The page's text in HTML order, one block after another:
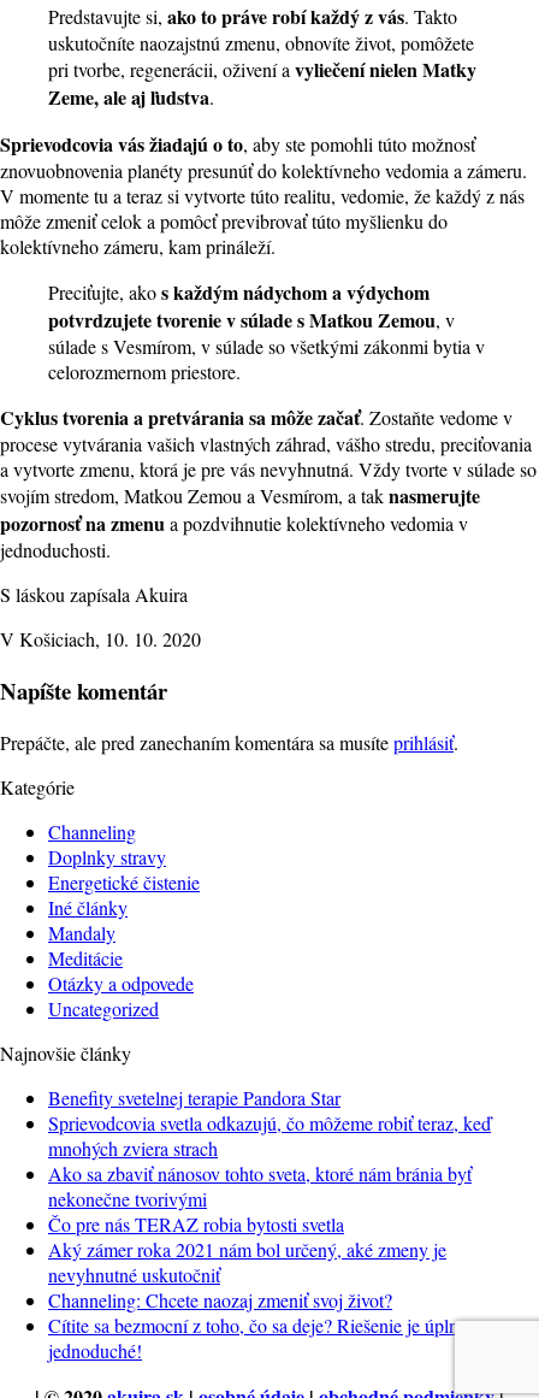
Predstavujte si, ako to práve robí každý z vás. Takto
uskutočníte naozajstnú zmenu, obnovíte život, pomôžete
pri tvorbe, regenerácii, oživení avyliečení nielen Matky
Zeme, ale aj ľudstva.
Sprievodcovia vás žiadajú o to, aby ste pomohli túto možnosť
znovuobnovenia planéty presunúť do kolektívneho vedomia a zámeru.
V momente tu a teraz si vytvorte túto realitu, vedomie, že každý z nás
môže zmeniť celok a pomôcť previbrovať túto myšlienku do
kolektívneho zámeru, kam prináleží.
Preciťujte, akos každým nádychom a výdychom
potvrdzujete tvorenie v súlade s Matkou Zemou, v
súlade s Vesmírom, v súlade so všetkými zákonmi bytia v
celorozmernom priestore.
Cyklus tvorenia a pretvárania sa môže začať. Zostaňte vedome v
procese vytvárania vašich vlastných záhrad, vášho stredu, preciťovania
a vytvorte zmenu, ktorá je pre vás nevyhnutná. Vždy tvorte v súlade so
svojím stredom, Matkou Zemou a Vesmírom, a taknasmerujte
pozornosť na zmenua pozdvihnutie kolektívneho vedomia v
jednoduchosti.
S láskou zapísala Akuira
V Košiciach, 10. 10. 2020
Napíšte komentár
Prepáčte, ale pred zanechaním komentára sa musíteprihlásiť.
Kategórie
Channeling
Doplnky stravy
Energetické čistenie
Iné články
Mandaly
Meditácie
Otázky a odpovede
Uncategorized
Najnovšie články
Benefity svetelnej terapie Pandora Star
Sprievodcovia svetla odkazujú, čo môžeme robiť teraz, keď
mnohých zviera strach
Ako sa zbaviť nánosov tohto sveta, ktoré nám bránia byť
nekonečne tvorivými
Čo pre nás TERAZ robia bytosti svetla
Aký zámer roka 2021 nám bol určený, aké zmeny je
nevyhnutné uskutočniť
Channeling: Chcete naozaj zmeniť svoj život?
Cítite sa bezmocní z toho, čo sa deje? Riešenie je úplne
jednoduché!